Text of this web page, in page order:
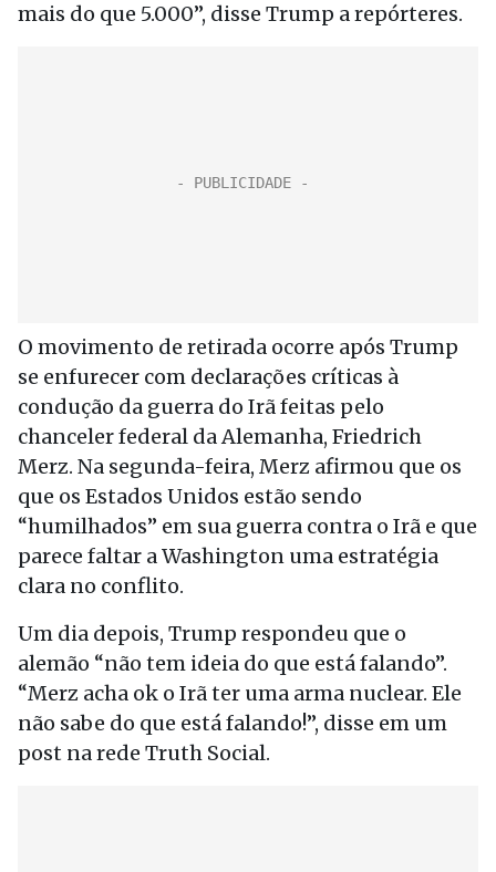
mais do que 5.000”, disse Trump a repórteres.
O movimento de retirada ocorre após Trump
se enfurecer com declarações críticas à
condução da guerra do Irã feitas pelo
chanceler federal da Alemanha, Friedrich
Merz. Na segunda-feira, Merz afirmou que os
que os Estados Unidos estão sendo
“humilhados” em sua guerra contra o Irã e que
parece faltar a Washington uma estratégia
clara no conflito.
Um dia depois, Trump respondeu que o
alemão “não tem ideia do que está falando”.
“Merz acha ok o Irã ter uma arma nuclear. Ele
não sabe do que está falando!”, disse em um
post na rede Truth Social.